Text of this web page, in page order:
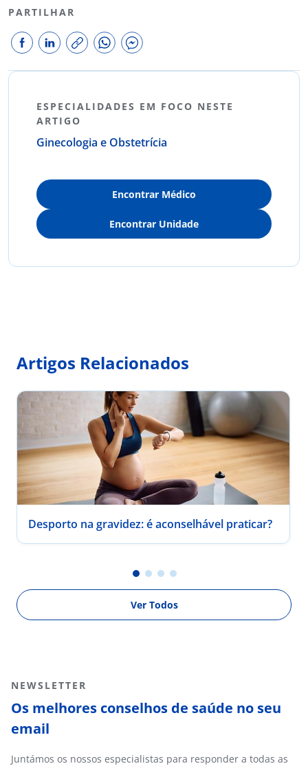
PARTILHAR
ESPECIALIDADES EM FOCO NESTE
ARTIGO
Ginecologia e Obstetrícia
Encontrar Médico
Encontrar Unidade
Artigos Relacionados
Desporto na gravidez: é aconselhável praticar?
Ver Todos
NEWSLETTER
Os melhores conselhos de saúde no seu
email
Juntámos os nossos especialistas para responder a todas as